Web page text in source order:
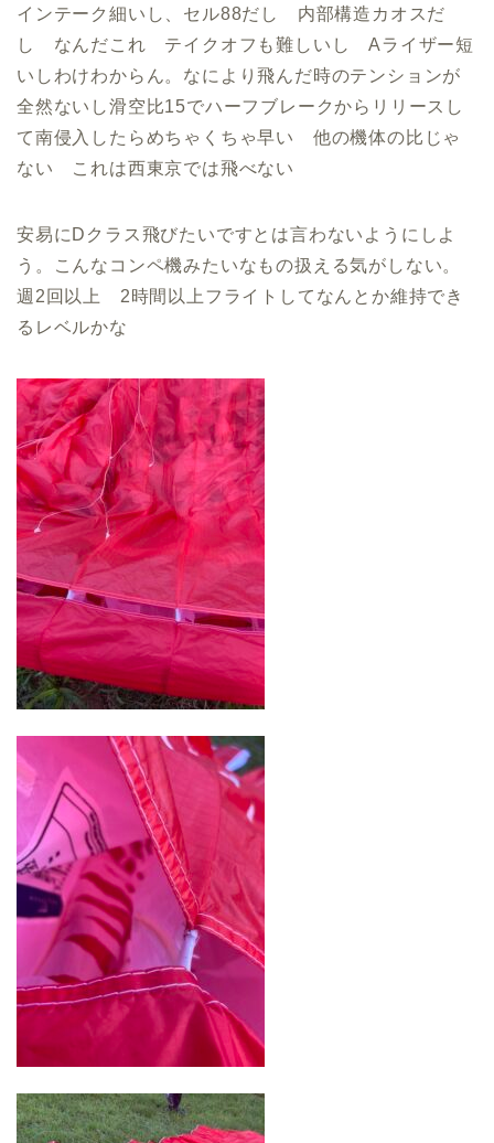
インテーク細いし、セル88だし 内部構造カオスだ
し なんだこれ テイクオフも難しいし Aライザー短
いしわけわからん。なにより飛んだ時のテンションが
全然ないし滑空比15でハーフブレークからリリースし
て南侵入したらめちゃくちゃ早い 他の機体の比じゃ
ない これは西東京では飛べない
安易にDクラス飛びたいですとは言わないようにしよ
う。こんなコンペ機みたいなもの扱える気がしない。
週2回以上 2時間以上フライトしてなんとか維持でき
るレベルかな